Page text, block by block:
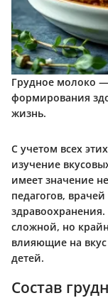
Грудное молоко —
формирования
жизнь.
С учетом всех
изучение
имеет значение
педагогов,
сложной, но
влияющие на
детей.
Состав